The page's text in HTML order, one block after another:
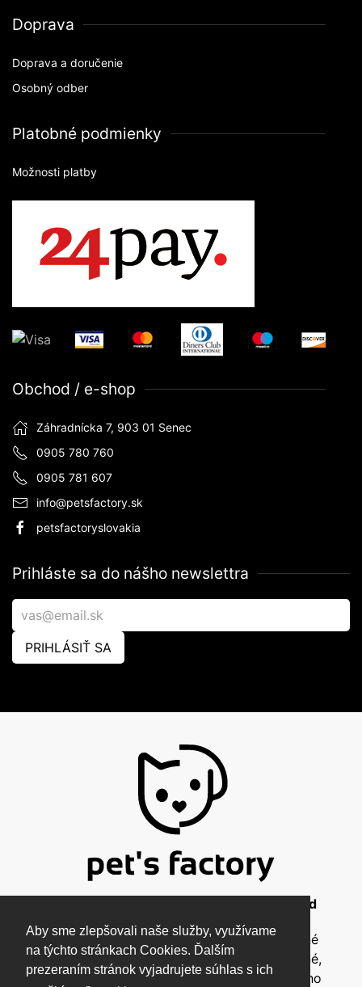
Aby sme zlepšovali naše služby, využívame
na týchto stránkach Cookies. Ďalším
prezeraním stránok vyjadrujete súhlas s ich
Doprava
Doprava a doručenie
Osobný odber
Platobné podmienky
Možnosti platby
Obchod / e-shop
Záhradnícka 7, 903 01 Senec
0905 780 760
0905 781 607
info@petsfactory.sk
petsfactoryslovakia
Prihláste sa do nášho newslettra
PRIHLÁSIŤ SA
© 2026 Pet's Factory - All Rights Reserved
Táto stránka a všetky jej súčasti sú chránené
autorským zákonom a nesmú byť kopírované,
rozmnožované ani inak šírené bez písomného